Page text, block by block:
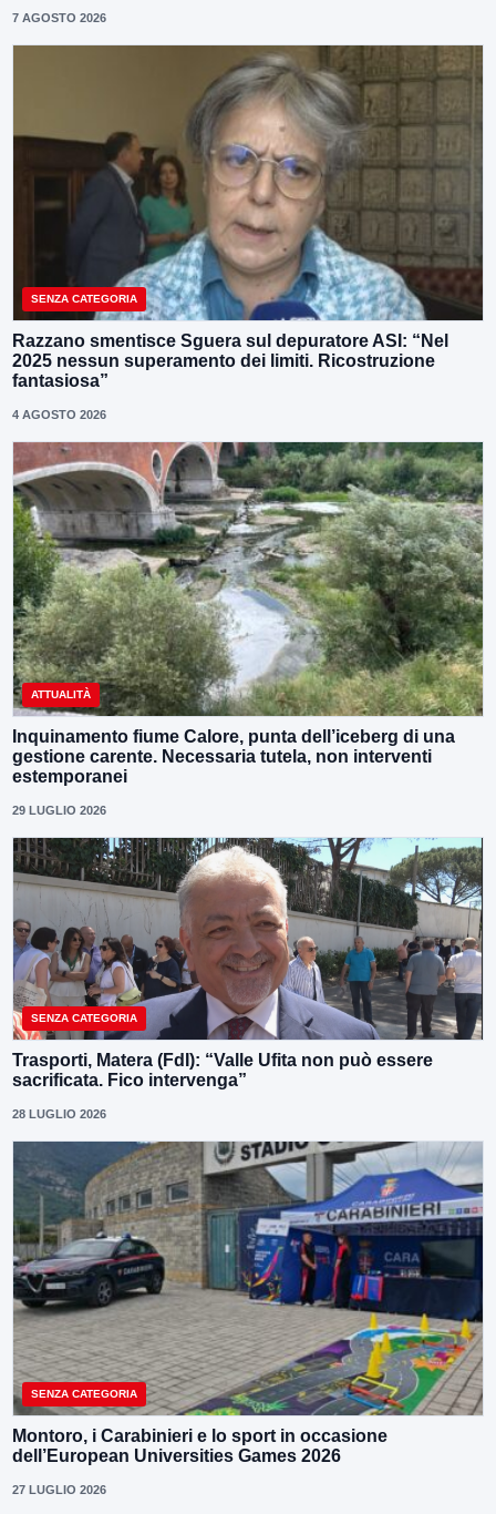
7 AGOSTO 2026
SENZA CATEGORIA
Razzano smentisce Sguera sul depuratore ASI: “Nel
2025 nessun superamento dei limiti. Ricostruzione
fantasiosa”
4 AGOSTO 2026
ATTUALITÀ
Inquinamento fiume Calore, punta dell’iceberg di una
gestione carente. Necessaria tutela, non interventi
estemporanei
29 LUGLIO 2026
SENZA CATEGORIA
Trasporti, Matera (FdI): “Valle Ufita non può essere
sacrificata. Fico intervenga”
28 LUGLIO 2026
SENZA CATEGORIA
Montoro, i Carabinieri e lo sport in occasione
dell’European Universities Games 2026
27 LUGLIO 2026